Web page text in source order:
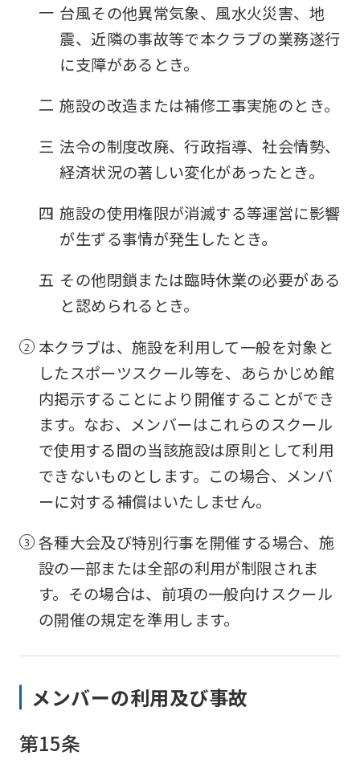
一 台風その他異常気象、風水火災害、地
震、近隣の事故等で本クラブの業務遂行
に支障があるとき。
二 施設の改造または補修工事実施のとき。
三 法令の制度改廃、行政指導、社会情勢、
経済状況の著しい変化があったとき。
四 施設の使用権限が消滅する等運営に影響
が生ずる事情が発生したとき。
五 その他閉鎖または臨時休業の必要がある
と認められるとき。
本クラブは、施設を利用して一般を対象と
したスポーツスクール等を、あらかじめ館
内掲示することにより開催することができ
ます。なお、メンバーはこれらのスクール
で使用する間の当該施設は原則として利用
できないものとします。この場合、メンバ
ーに対する補償はいたしません。
各種大会及び特別行事を開催する場合、施
設の一部または全部の利用が制限されま
す。その場合は、前項の一般向けスクール
の開催の規定を準用します。
メンバーの利用及び事故
第15条
ask
that
you
fully
this
before
the
service.